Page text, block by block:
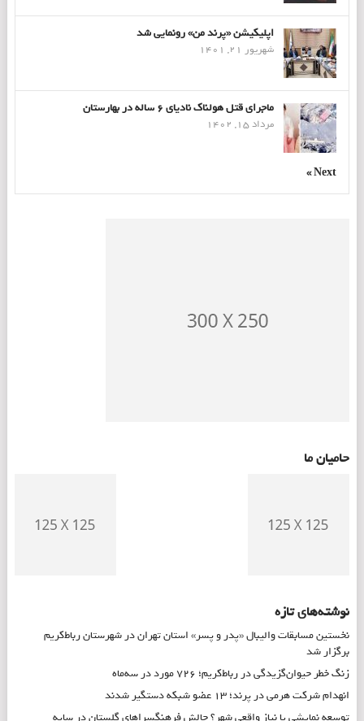
اپلیکیشن «پرند من» رونمایی شد
شهریور 21, 1401
ماجرای قتل هولناک نادیای ۶ ساله در بهارستان
مرداد 15, 1402
Next »
حامیان ما
نوشته‌های تازه
نخستین مسابقات والیبال «پدر و پسر» استان تهران در شهرستان رباط‌کریم
برگزار شد
زنگ خطر حیوان‌گزیدگی در رباط‌کریم؛ ۷۲۶ مورد در سه‌ماه
انهدام شرکت هرمی در پرند؛ ۱۳ عضو شبکه دستگیر شدند
توسعه نمایشی یا نیاز واقعی شهر؟ چالش فرهنگسراهای گلستان در سایه